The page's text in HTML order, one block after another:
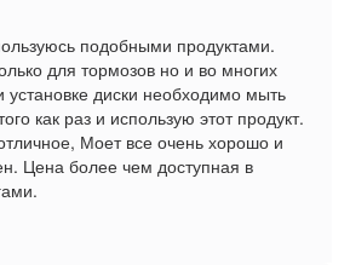
подобными продуктами.
для тормозов но и во многих
установке диски необходимо мыть
как раз и использую этот продукт.
Моет все очень хорошо и
Цена более чем доступная в